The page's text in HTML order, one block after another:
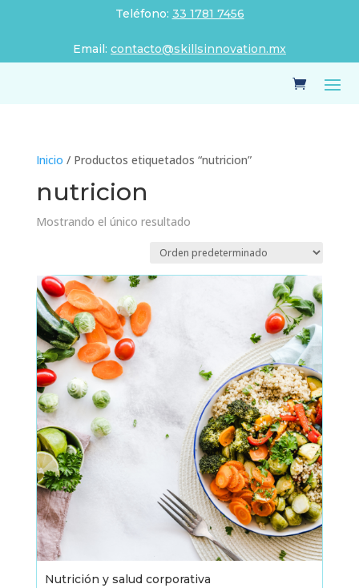
Teléfono: 33 1781 7456
Email: contacto@skillsinnovation.mx
Inicio / Productos etiquetados “nutricion”
nutricion
Mostrando el único resultado
Nutrición y salud corporativa